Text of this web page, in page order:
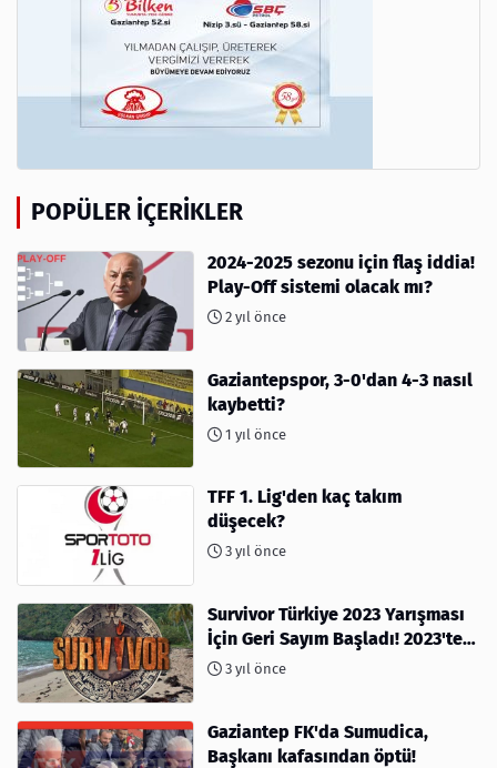
POPÜLER İÇERIKLER
2024-2025 sezonu için flaş iddia!
Play-Off sistemi olacak mı?
2 yıl önce
Gaziantepspor, 3-0'dan 4-3 nasıl
kaybetti?
1 yıl önce
TFF 1. Lig'den kaç takım
düşecek?
3 yıl önce
Survivor Türkiye 2023 Yarışması
İçin Geri Sayım Başladı! 2023'te
kimler var?
3 yıl önce
Gaziantep FK'da Sumudica,
Başkanı kafasından öptü!